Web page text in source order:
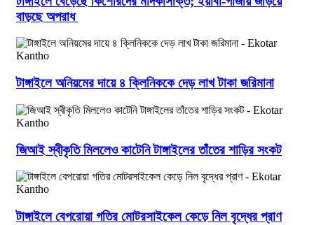
বাড়ছে অপরাধ
টাঙ্গাইলে অনিয়মের দায়ে ৪ ক্লিনিককে দেড় লাখ টাকা জরিমানা
জিআই স্বীকৃতি মিললেও কাটেনি টাঙ্গাইলের তাঁতের শাড়ির সংকট
টাঙ্গাইলে বেপরোয়া গতির মোটরসাইকেল কেড়ে নিল বৃদ্ধের প্রাণ